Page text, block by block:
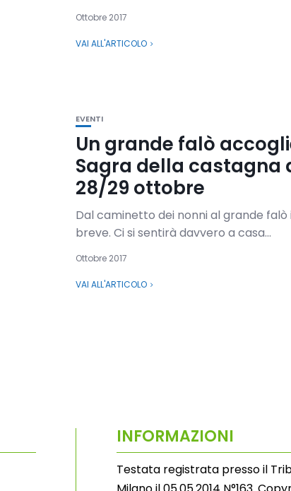
Ottobre 2017
VAI ALL'ARTICOLO
EVENTI
Un grande falò
Sagra della castagna
28/29 ottobre
Dal caminetto dei nonni al grande falò
breve. Ci si sentirà davvero a casa...
Ottobre 2017
VAI ALL'ARTICOLO
INFORMAZIONI
Testata registrata presso il